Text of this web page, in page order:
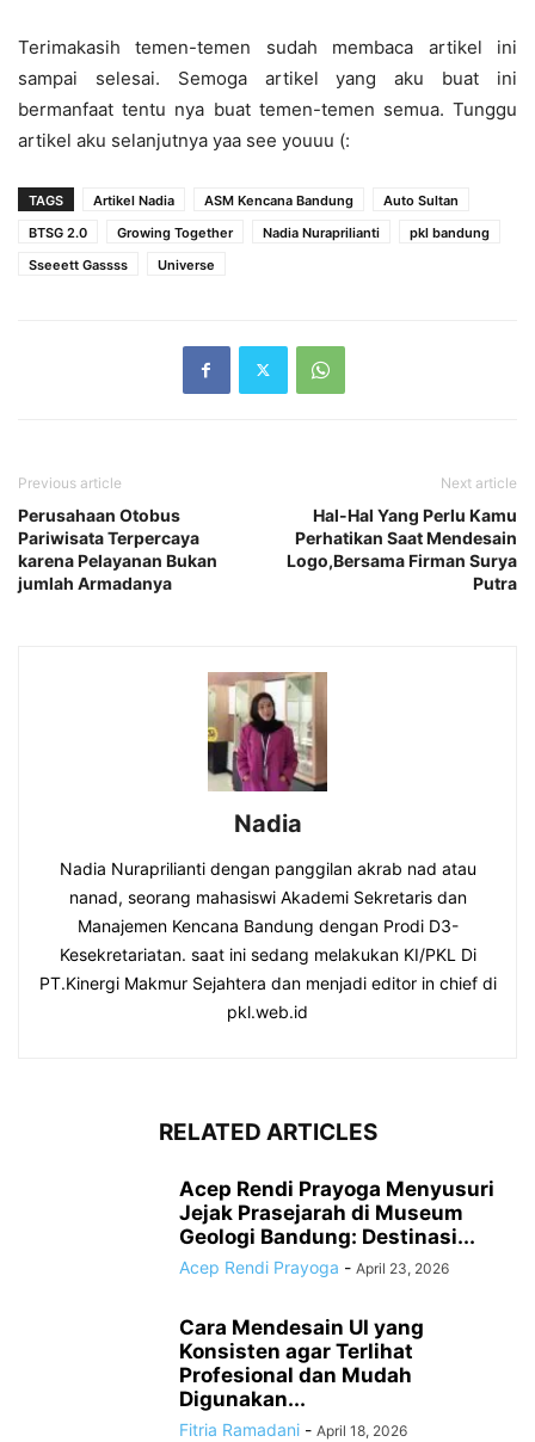
Terimakasih temen-temen sudah membaca artikel ini
sampai selesai. Semoga artikel yang aku buat ini
bermanfaat tentu nya buat temen-temen semua. Tunggu
artikel aku selanjutnya yaa see youuu (:
TAGS Artikel Nadia ASM Kencana Bandung
Auto Sultan
BTSG 2.0
Growing Together Nadia Nuraprilianti
pkl bandung
Sseeett Gassss
Universe
Previous article
Perusahaan Otobus
Pariwisata Terpercaya
karena Pelayanan Bukan
jumlah Armadanya
Next article
Hal-Hal Yang Perlu Kamu
Perhatikan Saat Mendesain
Logo,Bersama Firman Surya
Putra
Nadia
Nadia Nuraprilianti dengan panggilan akrab nad atau
nanad, seorang mahasiswi Akademi Sekretaris dan
Manajemen Kencana Bandung dengan Prodi D3-
Kesekretariatan. saat ini sedang melakukan KI/PKL Di
PT.Kinergi Makmur Sejahtera dan menjadi editor in chief di
pkl.web.id
RELATED ARTICLES
Acep Rendi Prayoga Menyusuri
Jejak Prasejarah di Museum
Geologi Bandung: Destinasi...
Acep Rendi Prayoga - April 23, 2026
Cara Mendesain UI yang
Konsisten agar Terlihat
Profesional dan Mudah
Digunakan...
Fitria Ramadani - April 18, 2026